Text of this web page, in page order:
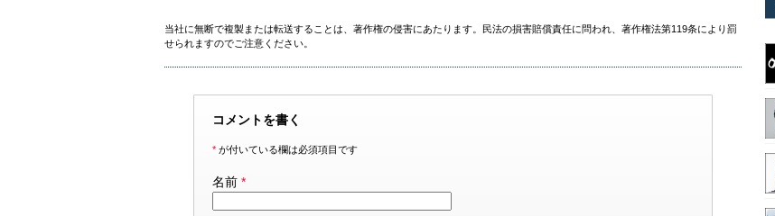
当社に無断で複製または転送することは、著作権の侵害にあたります。民法の損害賠償責任に問われ、著作権法第119条により罰
せられますのでご注意ください。
コメントを書く
*が付いている欄は必須項目です
名前 *